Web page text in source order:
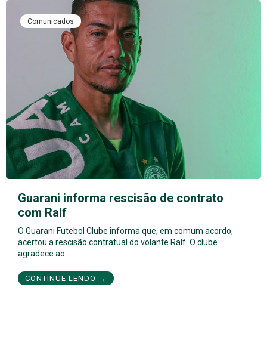
Comunicados
Guarani informa rescisão de contrato
com Ralf
O Guarani Futebol Clube informa que, em comum acordo,
acertou a rescisão contratual do volante Ralf. O clube
agradece ao…
CONTINUE LENDO →